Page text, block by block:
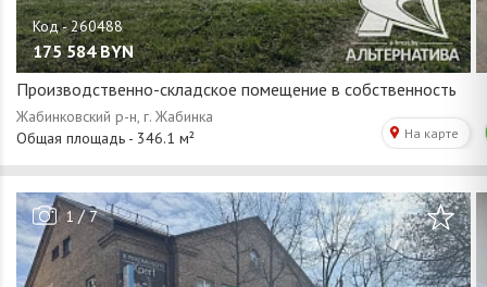
175 584 BYN
Производственно-складское помещение в собственность
1/7